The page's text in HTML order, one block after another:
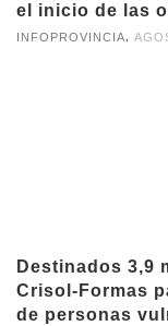
el inicio de las
INFOPROVINCIA,
Destinados 3,9
Crisol-Formas
de personas